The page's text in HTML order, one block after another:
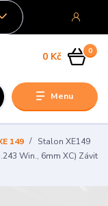
Menu
0
0 Kč
149
Stalon XE149
Win., 6mm XC) Závit